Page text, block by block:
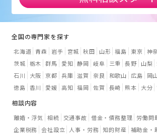
全国の専門家を探す
北海道 青森 岩手 宮城 秋田 山形 福島 東京 神
茨城 栃木 群馬 愛知 静岡 岐阜 三重 長野 山梨
石川
大阪 京都 兵庫 滋賀 奈良 和歌山 広島 岡
徳島 香川 愛媛 高知 福岡 佐賀 長崎 熊本 大分
相談内容
離婚・浮気 相続 交通事故 借金・債務整理 労働問
企業税務 会社設立 人事・労務 知的財産 補助金・